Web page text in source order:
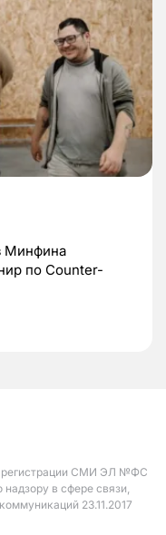
Минфина
по Counter-
регистрации СМИ ЭЛ №ФС
в сфере связи,
23.11.2017